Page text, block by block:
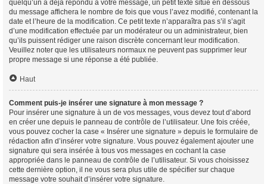
quelqu’un a déjà répondu à votre message, un petit texte situé en dessous
du message affichera le nombre de fois que vous l’avez modifié, contenant la
date et l’heure de la modification. Ce petit texte n’apparaîtra pas s’il s’agit
d’une modification effectuée par un modérateur ou un administrateur, bien
qu’ils puissent rédiger une raison discrète concernant leur modification.
Veuillez noter que les utilisateurs normaux ne peuvent pas supprimer leur
propre message si une réponse a été publiée.
Haut
Comment puis-je insérer une signature à mon message ?
Pour insérer une signature à un de vos messages, vous devez tout d’abord
en créer une depuis le panneau de contrôle de l’utilisateur. Une fois créée,
vous pouvez cocher la case « Insérer une signature » depuis le formulaire de
rédaction afin d’insérer votre signature. Vous pouvez également ajouter une
signature qui sera insérée à tous vos messages en cochant la case
appropriée dans le panneau de contrôle de l’utilisateur. Si vous choisissez
cette dernière option, il ne vous sera plus utile de spécifier sur chaque
message votre souhait d’insérer votre signature.